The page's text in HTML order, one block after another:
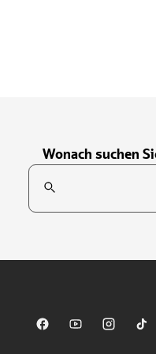
Wonach suchen
Suchfeld
Sparkasse auf Facebook
Sparkasse auf